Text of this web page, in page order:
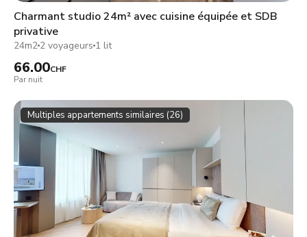
Charmant studio 24m² avec cuisine équipée et SDB
privative
24m2 2 voyageurs 1 lit
66.00CHF
Par nuit
Multiples appartements similaires (26)